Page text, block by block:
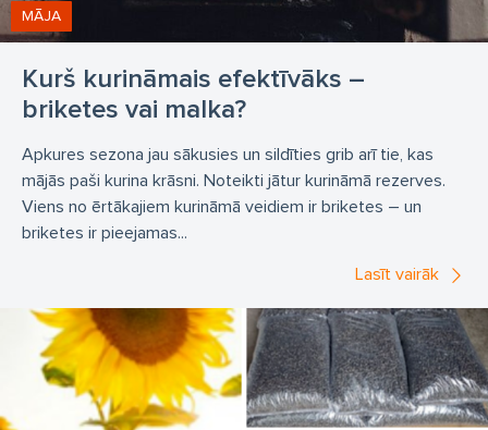
Kurš kurināmais efektīvāks –
briketes vai malka?
MĀJA
Apkures sezona jau sākusies un sildīties grib arī tie, kas
mājās paši kurina krāsni. Noteikti jātur kurināmā rezerves.
Viens no ērtākajiem kurināmā veidiem ir briketes – un
briketes ir pieejamas...
Lasīt vairāk